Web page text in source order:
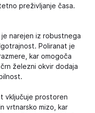
preživljanje časa.
narejen iz robustnega
Poliranat je
kar omogoča
železni okvir dodaja
vključuje prostoren
vrtnarsko mizo, kar